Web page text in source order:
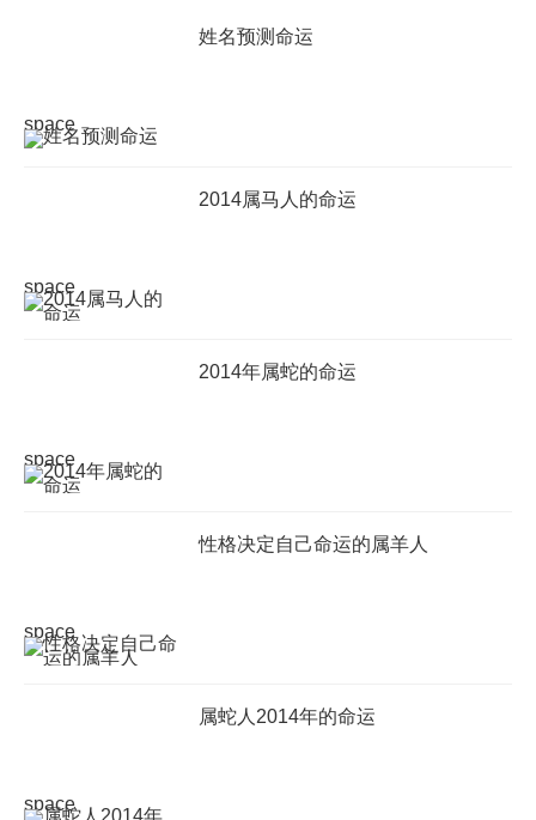
space
姓名预测命运
space
2014属马人的命运
space
​2014年属蛇的命运
space
性格决定自己命运的属羊人
space
属蛇人2014年的命运